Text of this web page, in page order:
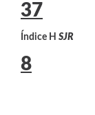
37
Índice H SJR
8